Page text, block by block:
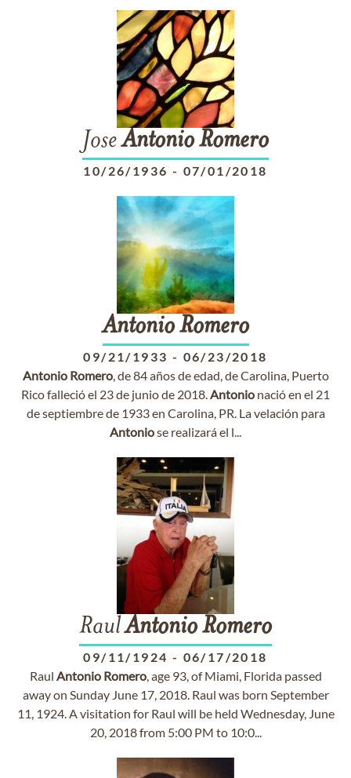
JoseAntonioRomero
10/26/1936 - 07/01/2018
Antonio Romero
09/21/1933 - 06/23/2018
Antonio Romero, de 84 años de edad, de Carolina, Puerto
Rico falleció el 23 de junio de 2018.Antonio nació en el 21
de septiembre de 1933 en Carolina, PR. La velación para
Antoniose realizará el l...
RaulAntonioRomero
09/11/1924 - 06/17/2018
Raul Antonio Romero, age 93, of Miami, Florida passed
away on Sunday June 17, 2018. Raul was born September
11, 1924. A visitation for Raul will be held Wednesday, June
20, 2018 from 5:00 PM to 10:0...